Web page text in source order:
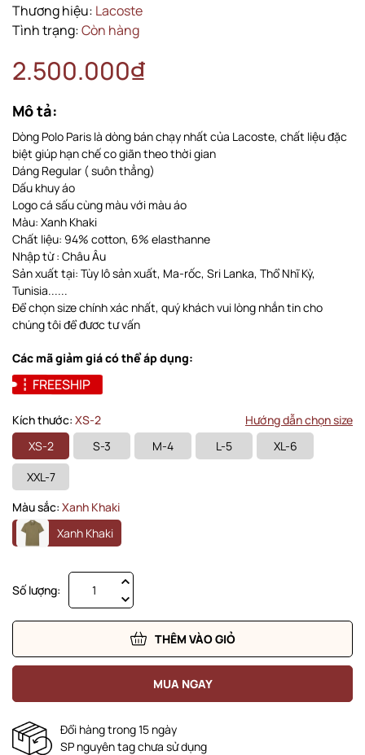
Thương hiệu: Lacoste
Tình trạng:Còn hàng
2.500.000₫
Mô tả:
Dòng Polo Paris là dòng bán chạy nhất của Lacoste, chất liệu đặc
biệt giúp hạn chế co giãn theo thời gian
Dáng Regular ( suôn thẳng)
Dấu khuy áo
Logo cá sấu cùng màu với màu áo
Màu: Xanh Khaki
Chất liệu: 94% cotton, 6% elasthanne
Nhập từ : Châu Âu
Sản xuất tại: Tùy lô sản xuất, Ma-rốc, Sri Lanka, Thổ Nhĩ Kỳ,
Tunisia......
Để chọn size chính xác nhất, quý khách vui lòng nhắn tin cho
chúng tôi để đươc tư vấn
Các mã giảm giá có thể áp dụng:
FREESHIP
Kích thước: XS-2
Hướng dẫn chọn size
XS-2
S-3 M-4 L-5
XL-6
XXL-7
Màu sắc: Xanh Khaki
Xanh Khaki
Số lượng:
THÊM VÀO GIỎ
MUA NGAY
Đổi hàng trong 15 ngày
SP nguyên tag chưa sử dụng